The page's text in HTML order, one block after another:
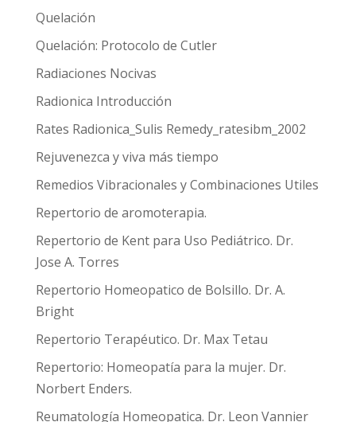
Quelación
Quelación: Protocolo de Cutler
Radiaciones Nocivas
Radionica Introducción
Rates Radionica_Sulis Remedy_ratesibm_2002
Rejuvenezca y viva más tiempo
Remedios Vibracionales y Combinaciones Utiles
Repertorio de aromoterapia.
Repertorio de Kent para Uso Pediátrico. Dr.
Jose A. Torres
Repertorio Homeopatico de Bolsillo. Dr. A.
Bright
Repertorio Terapéutico. Dr. Max Tetau
Repertorio: Homeopatía para la mujer. Dr.
Norbert Enders.
Reumatología Homeopatica. Dr. Leon Vannier